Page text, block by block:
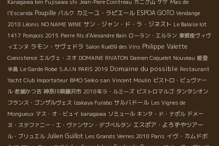
Kanagawa ken Fujisawa shi Jean-Piere Cointreau カニグ山 ケケ Mas de
l'Escarida Poupille パルク カミーユ・ラピエール ESPOA GOTO Vendange
2018 Léonis NO NAME WINE サン・ジャン・ド・ラ・ジネスト Le Balaise lot
1417 Pompois 2015 Pierre fils d'Alexandre Bain ローラン・エルラン 東銀座ヴィヴ
ィエンヌ ラモン・サヴェドラ Salon Rue89 des Vins Philippe Valette
Coexistence エルヴェ・スオ DOMAINE RIVATON Damien Coquelet Nouveau 能登
半島 Le Garde Robe S.A.I.N PARIS 2019 Domaine du possible Restaurant
Yacht Club Importateur BMO Seiko san Vincent Moulin ビストロ・ビュヴァー
ル 老舗かつ吉 神奈川県藤沢市 2018年ラ・ルミーズ ビストロマルゴ タンタシオン
フランス・ゴンザルヴェス Izakaya Furabo サルバドール Les Vignes de
Mongueux マス・オ・ビュイ kanagawa ソミュール キンタ・ド・ナポル ドメー
ヌ・ステファニー・エ・ヴァンサン・デブベルタン エスポア・よろずやツアー
ル・ブリュエル Julien Guillot Les Grands Verres 2018 Paris イヴ・カムドボ